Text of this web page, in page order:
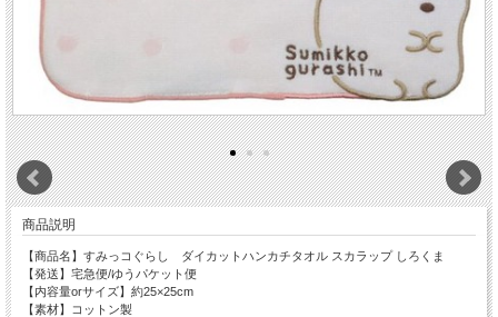
商品説明
【商品名】すみっコぐらし ダイカットハンカチタオル スカラップ しろくま
【発送】宅急便/ゆうパケット便
【内容量orサイズ】約25×25cm
【素材】コットン製